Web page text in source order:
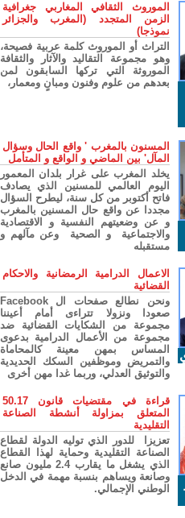
الموروث الثقافي المغاربي جغرافية
الزمن المتجدد (المغرب والجزائر
نموذجا)
التراث أو الموروث كلمة عربية فصيحة،
وهو مجموعة التقاليد والآثار والثقافة
الموروثة التي تركها السابقون لمن
بعدهم من علوم وفنون ومبانٍ ومعمار،
المسنون بالمغرب ' واقع الحال وسؤال
المآل' بين الماضي و الواقع و المتأمل
يخلد المغرب على غرار بلدان المعمور
اليوم العالمي للمسنين الذي يصادف
فاتح أكتوبر من كل سنة، ليطرح السؤال
مجددا عن واقع حال المسنين بالمغرب
و عن وضعيتهم النفسية و الاقتصادية
والاجتماعية و الصحية وعن مآلهم و
مستقبله
الاعمال الدرامية الرمضانية والاحكام
القضائية
ونحن نطالع صفحات ال Facebook
صعودا ونزولا تتراءى أمام أعيننا
مجموعة من الشكايات القضائية ضد
مجموعة من الأعمال الدرامية بدعوى
المساس بمهن معينة كالمحاماة
والتمريض وموظفين السكك الحديدية
والتوثيق العدلي، وربما غدا مهن أخرى
قراءة في مقتضيات قانون 50.17
المتعلق بمزاولة أنشطة الصناعة
التقليدية
تعزيزا للدور الذي توليه الدولة لقطاع
الصناعة التقليدية وحماية لهذا القطاع
الذي يشغل ما يقارب 2.4 مليون صانع
وصانعة ويساهم بنسبة مهمة في الدخل
الوطني الإجمالي.